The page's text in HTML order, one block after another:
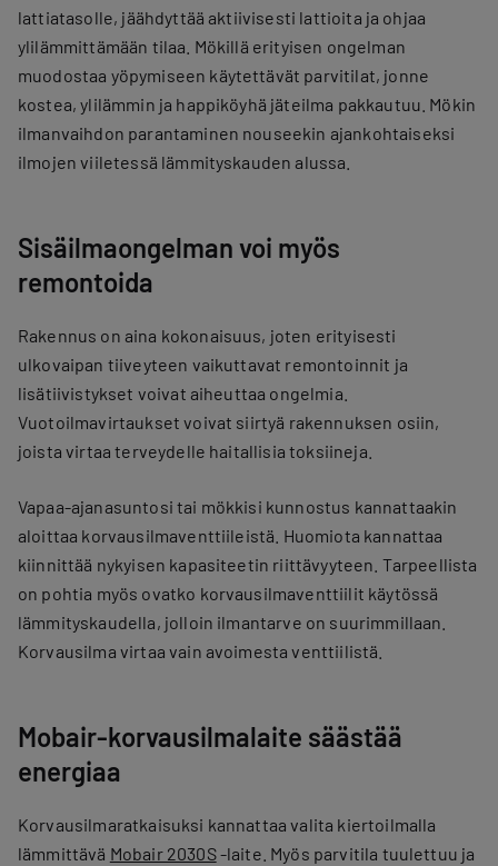
lattiatasolle, jäähdyttää aktiivisesti lattioita ja ohjaa
ylilämmittämään tilaa. Mökillä erityisen ongelman
muodostaa yöpymiseen käytettävät parvitilat, jonne
kostea, ylilämmin ja happiköyhä jäteilma pakkautuu. Mökin
ilmanvaihdon parantaminen nouseekin ajankohtaiseksi
ilmojen viiletessä lämmityskauden alussa.
Sisäilmaongelman voi myös
remontoida
Rakennus on aina kokonaisuus, joten erityisesti
ulkovaipan tiiveyteen vaikuttavat remontoinnit ja
lisätiivistykset voivat aiheuttaa ongelmia.
Vuotoilmavirtaukset voivat siirtyä rakennuksen osiin,
joista virtaa terveydelle haitallisia toksiineja.
Vapaa-ajanasuntosi tai mökkisi kunnostus kannattaakin
aloittaa korvausilmaventtiileistä. Huomiota kannattaa
kiinnittää nykyisen kapasiteetin riittävyyteen. Tarpeellista
on pohtia myös ovatko korvausilmaventtiilit käytössä
lämmityskaudella, jolloin ilmantarve on suurimmillaan.
Korvausilma virtaa vain avoimesta venttiilistä.
Mobair-korvausilmalaite säästää
energiaa
Korvausilmaratkaisuksi kannattaa valita kiertoilmalla
lämmittävä Mobair 2030S-laite. Myös parvitila tuulettuu ja